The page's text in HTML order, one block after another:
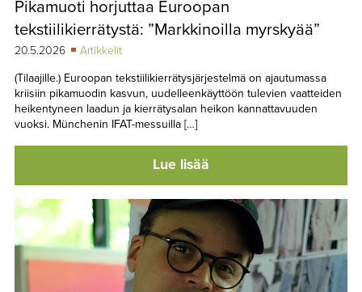
TAPAHTUMAT
YHTEYSTIEDOT
Pikamuoti horjuttaa Euroopan
tekstiilikierrätystä: ”Markkinoilla myrskyää”
20.5.2026
Artikkelit
(Tilaajille.) Euroopan tekstiilikierrätysjärjestelmä on ajautumassa
kriisiin pikamuodin kasvun, uudelleenkäyttöön tulevien vaatteiden
heikentyneen laadun ja kierrätysalan heikon kannattavuuden
vuoksi. Münchenin IFAT-messuilla […]
Lue lisää